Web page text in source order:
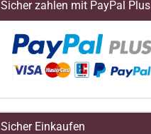
Sicher zahlen mit PayPal Plus
Sicher Einkaufen